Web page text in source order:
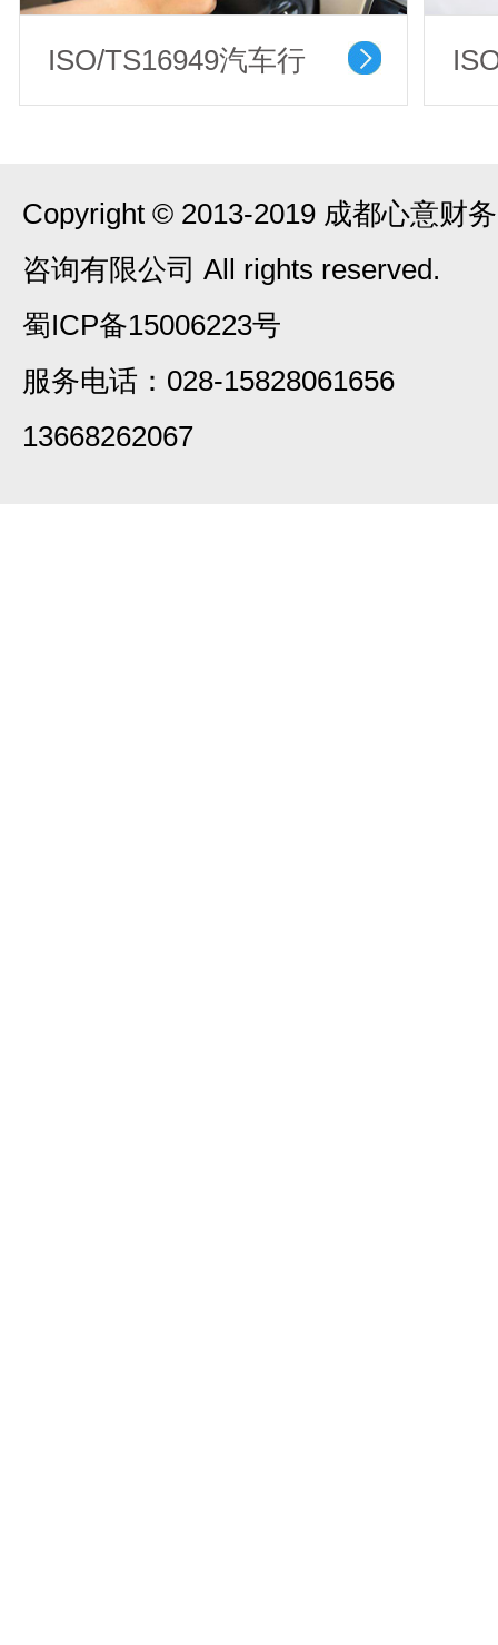
ISO/TS16949汽车行
Copyright © 2013-2019 成都心意财务
咨询有限公司 All rights reserved.
蜀ICP备15006223号
服务电话：028-15828061656
13668262067